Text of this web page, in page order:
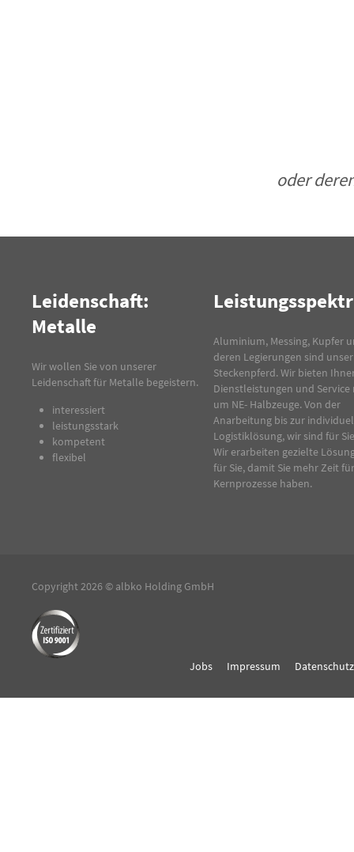
oder
Leidenschaft:
Metalle
Wir wollen Sie von unserer
Leidenschaft für Metalle begeistern.
interessiert
leistungsstark
kompetent
flexibel
Aluminium, Messing, Kupfer
deren Legierungen sind unser
Steckenpferd. Wir bieten
Dienstleistungen und Service
um NE- Halbzeuge. Von der
Anarbeitung bis zur
Logistiklösung, wir sind für
Wir erarbeiten gezielte
für Sie, damit Sie mehr Zeit
Kernprozesse haben.
Copyright 2026 © albko Holding GmbH
Jobs Impressum